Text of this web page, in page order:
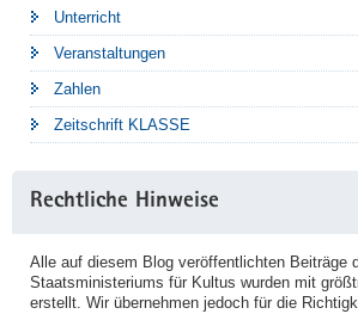
Unterricht
Veranstaltungen
Zahlen
Zeitschrift KLASSE
Rechtliche Hinweise
Alle auf diesem Blog veröffentlichten Beiträge
Staatsministeriums für Kultus wurden mit
erstellt. Wir übernehmen jedoch für die